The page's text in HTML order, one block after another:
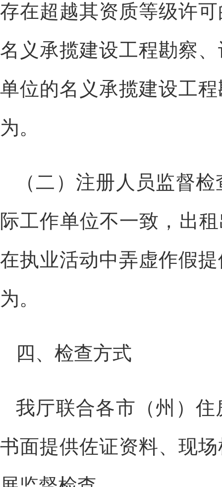
存在超越其资质等级许
名义承揽建设工程勘察
单位的名义承揽建设工
为。
（二）注册人员监督
际工作单位不一致，出
在执业活动中弄虚作假
为。
四、检查方式
我厅联合各市（州）
书面提供佐证资料、现